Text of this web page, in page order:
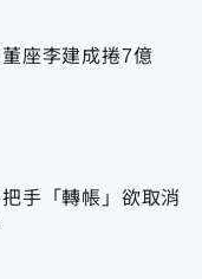
董座李建成捲7億
手「轉帳」欲取消